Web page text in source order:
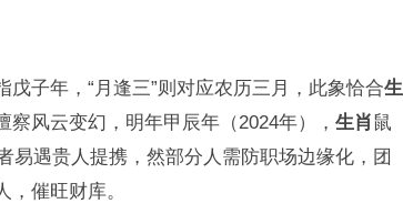
戊子年，“月逢三”则对应农历三月，此象恰合生
风云变幻，明年甲辰年（2024年）， 生肖鼠
易遇贵人提携，然部分人需防职场边缘化，团
催旺财库。